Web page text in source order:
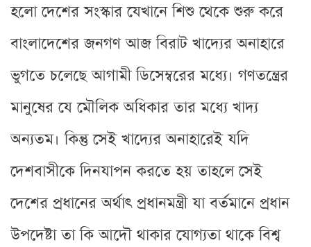
হলো দেশের সংস্কার যেখানে শিশু থেকে শুরু করে
বাংলাদেশের জনগণ আজ বিরাট খাদ্যের অনাহারে
ভুগতে চলেছে আগামী ডিসেম্বরের মধ্যে। গণতন্ত্রের
মানুষের যে মৌলিক অধিকার তার মধ্যে খাদ্য
অন্যতম। কিন্তু সেই খাদ্যের অনাহারেই যদি
দেশবাসীকে দিনযাপন করতে হয় তাহলে সেই
দেশের প্রধানের অর্থাৎ প্রধানমন্ত্রী যা বর্তমানে প্রধান
উপদেষ্টা তা কি আদৌ থাকার যোগ্যতা থাকে বিশ্ব